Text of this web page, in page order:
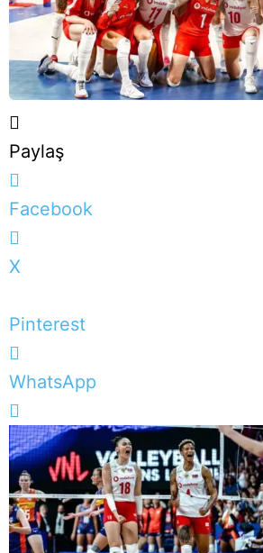
Paylaş
Facebook
X
Pinterest
WhatsApp